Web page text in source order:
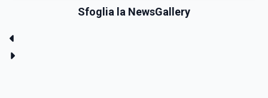
Sfoglia la NewsGallery